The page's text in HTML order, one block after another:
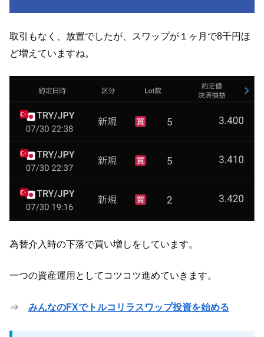
取引もなく、放置でしたが、スワップが１ヶ月で8千円ほ
ど増えていますね。
為替介入時の下落で買い増しをしています。
一つの資産運用としてコツコツ進めていきます。
⇒ みんなのFXでトルコリラスワップ投資を始める